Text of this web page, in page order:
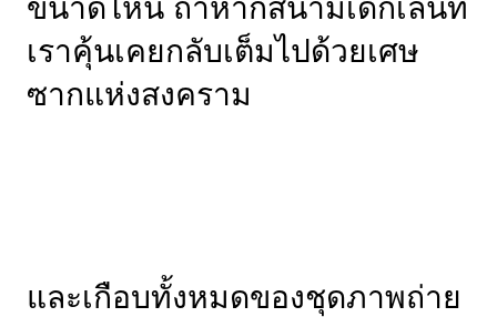
ขนาดไหน ถ้าหากสนามเด็กเล่นที่
เราคุ้นเคยกลับเต็มไปด้วยเศษ
ซากแห่งสงคราม
และเกือบทั้งหมดของชุดภาพถ่าย